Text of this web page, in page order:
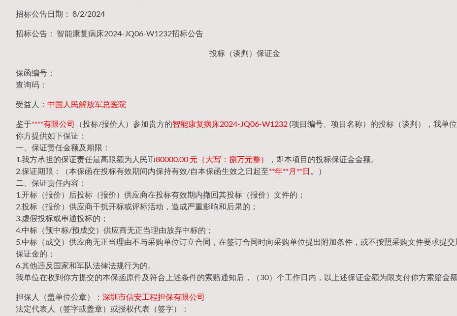
招标公告日期： 8/2/2024
招标公告： 智能康复病床2024-JQ06-W1232招标公告
投标（谈判）保证金
保函编号：
查询码：
受益人： 中国人民解放军总医院
鉴于****有限公司 （投标/报价人）参加贵方的智能康复病床2024-JQ06-W1232 (项目编号、项目名称）的投标（谈判），我单
你方提供如下保证：
一、保证责任金额及期限：
1.我方承担的保证责任最高限额为人民币80000.00 元（大写：捌万元整）
，即本项目的投标保证金金额。
2.保证期限：（本保函在投标有效期间内保持有效/自本保函生效之日起至**年**月**日 。）
二、保证责任内容：
1.开标（报价）后投标（报价）供应商在投标有效期内撤回其投标（报价）文件的；
2.投标（报价）供应商干扰开标或评标活动，造成严重影响和后果的；
3.虚假投标或串通投标的；
4.中标（预中标/预成交）供应商无正当理由放弃中标的；
5.中标（成交）供应商无正当理由不与采购单位订立合同，在签订合同时向采购单位提出附加条件，或不按照采购文件要求提交
保证金的；
6.其他违反国家和军队法律法规行为的。
我单位在收到你方提交的本保函原件及符合上述条件的索赔通知后，（30）个工作日内，以上述保证金额为限支付你方索赔金额
担保人（盖单位公章）： 深圳市信安工程担保有限公司
法定代表人（签字或盖章）或授权代表（签字）：